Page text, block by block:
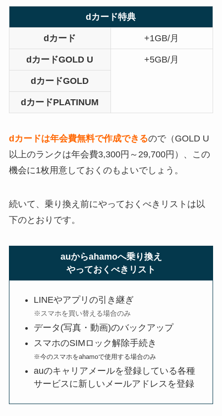
dカード特典
dカード +1GB/月
dカードGOLD U +5GB/月
dカードGOLD
dカードPLATINUM
dカードは年会費無料で作成できるので（GOLD U
以上のランクは年会費3,300円～29,700円）、この
機会に1枚用意しておくのもよいでしょう。
続いて、乗り換え前にやっておくべきリストは以
下のとおりです。
auからahamoへ乗り換え
やっておくべきリスト
LINEやアプリの引き継ぎ
※スマホを買い替える場合のみ
データ(写真・動画)のバックアップ
スマホのSIMロック解除手続き
※今のスマホをahamoで使用する場合のみ
auのキャリアメールを登録している各種
サービスに新しいメールアドレスを登録